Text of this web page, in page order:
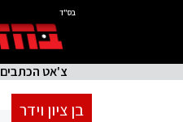
בס"ד
צ'אט הכתבים
בן ציון וידר